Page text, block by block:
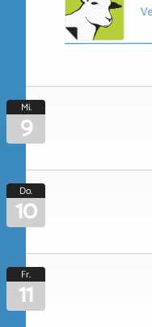
Mi.
9
Do.
10
Fr.
11